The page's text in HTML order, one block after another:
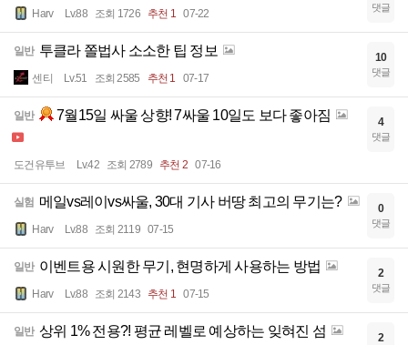
Harv Lv.88 조회 1726 추천 1 07-22 댓글
일반 투클라 쫄법사 소소한 팁 정보
센티 Lv.51 조회 2585 추천 1 07-17
10
댓글
일반 7월15일 싸울 상향! 7싸울 10일도 보다 좋아짐
도건유투브 Lv.42 조회 2789 추천 2 07-16
4
댓글
실험 메일vs레이vs싸울, 30대 기사 버땅 최고의 무기는?
Harv Lv.88 조회 2119 07-15
0
댓글
일반 이벤트용 시원한 무기, 현명하게 사용하는 방법
Harv Lv.88 조회 2143 추천 1 07-15
2
댓글
일반 상위 1% 전용?! 평균 레벨로 예상하는 잊혀진 섬 2